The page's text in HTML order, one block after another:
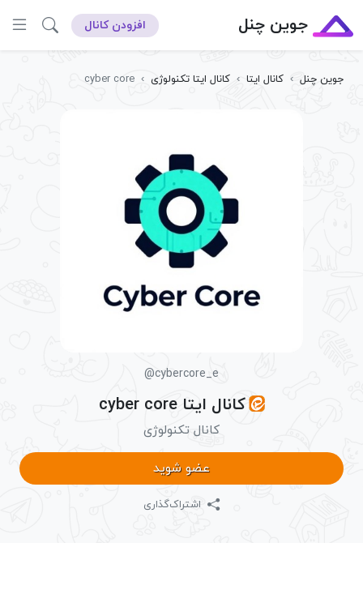
جوین چنل افزودن کانال
جوین چنل › کانال ایتا › کانال ایتا تکنولوژی ›
cyber core
@cybercore_e
کانال ایتا cyber core
کانال تکنولوژی
عضو شوید
اشتراک‌گذاری